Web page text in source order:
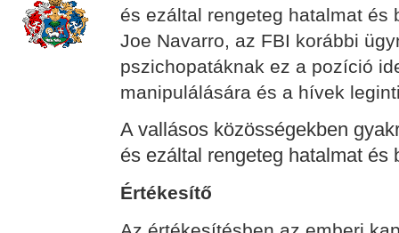
és ezáltal rengeteg hatalmat és
Joe Navarro, az FBI korábbi
pszichopatáknak ez a pozíció
manipulálására és a hívek
A vallásos közösségekben
és ezáltal rengeteg hatalmat
Értékesítő